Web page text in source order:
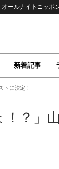
オールナイトニッポ
新着記事
トに決定！
？」